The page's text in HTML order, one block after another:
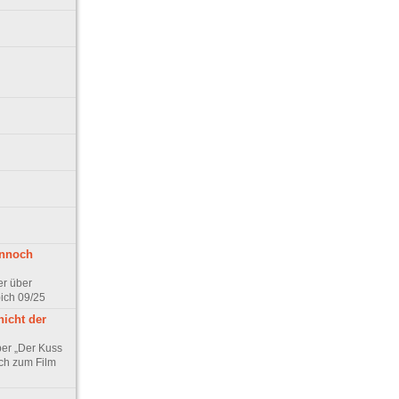
über
09/25
der
„Der Kuss
zum Film